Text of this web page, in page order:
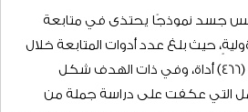
بالأحياء الفطرية" ، و" قانون
“، و” قانون الصحة العامة”، و
والأنسجة البشرية “، و” القانــون
دخل الأفراد “، “قانون المناطق